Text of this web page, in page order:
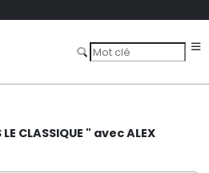
CLASSIQUE " avec ALEX